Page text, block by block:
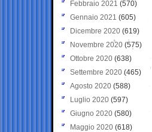
Febbraio 2021 (570)
Gennaio 2021 (605)
Dicembre 2020 (619)
Novembre 2020 (575)
Ottobre 2020 (638)
Settembre 2020(465)
Agosto 2020 (588)
Luglio 2020 (597)
Giugno 2020 (580)
Maggio 2020 (618)